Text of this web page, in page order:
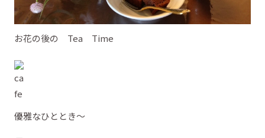
お花の後の Tea Time
優雅なひととき～